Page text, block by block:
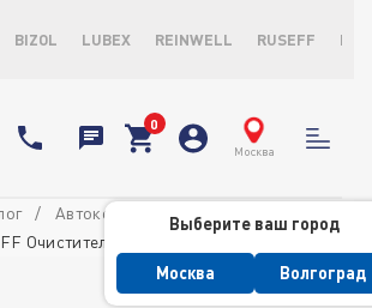
BIZOL LUBEX REINWELL RUSEFF
Москва
Выберите ваш город
Москва Волгоград
Автокосметика
Очиститель битумных пятен (500 мл)